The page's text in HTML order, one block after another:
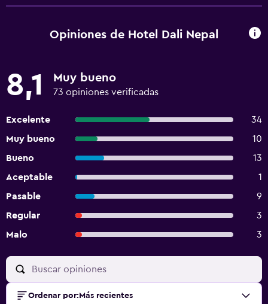
Opiniones de Hotel Dali Nepal
8,1 Muy bueno
73 opiniones verificadas
Excelente
34
Muy bueno
10
Bueno
13
Aceptable
1
Pasable
9
Regular
3
Malo
3
Ordenar por: Más recientes